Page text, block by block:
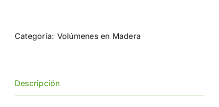
cantidad
Categoría: Volúmenes en Madera
Descripción